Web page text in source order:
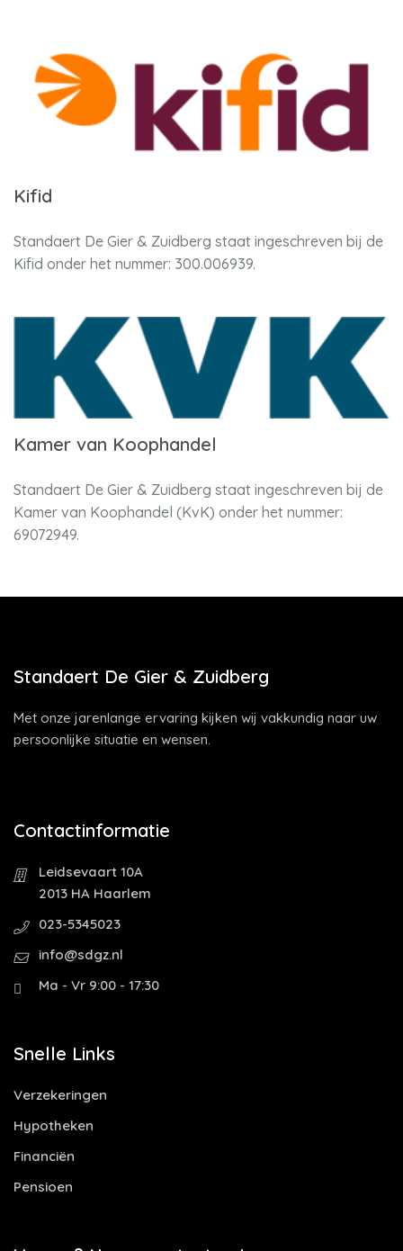
Kifid
Standaert De Gier & Zuidberg staat ingeschreven bij de
Kifid onder het nummer: 300.006939.
Kamer van Koophandel
Standaert De Gier & Zuidberg staat ingeschreven bij de
Kamer van Koophandel (KvK) onder het nummer:
69072949.
Standaert De Gier & Zuidberg
Met onze jarenlange ervaring kijken wij vakkundig naar uw
persoonlijke situatie en wensen.
Contactinformatie
Leidsevaart 10A
2013 HA Haarlem
023-5345023
info@sdgz.nl
Ma - Vr 9:00 - 17:30
Snelle Links
Verzekeringen
Hypotheken
Financiën
Pensioen